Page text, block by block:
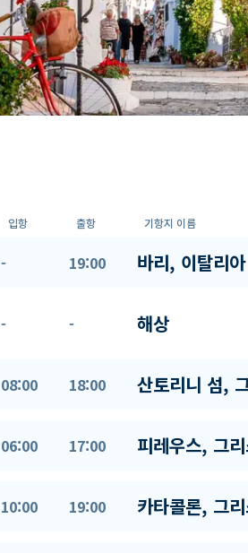
입항 출항 기항지 이름
- 19:00 바리, 이탈리아
- - 해상
08:00 18:00 산토리니 섬,
06:00 17:00 피레우스, 그
10:00 19:00 카타콜론, 그